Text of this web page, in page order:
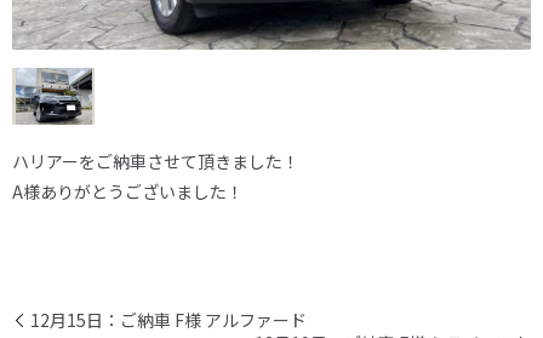
ハリアーをご納車させて頂きました！
A様ありがとうございました！
12月15日：ご納車 F様 アルファード